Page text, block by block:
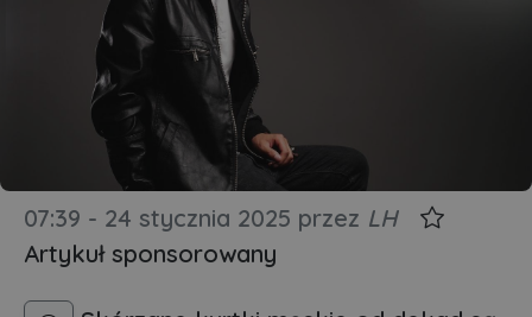
07:39 - 24 stycznia 2025 przez LH
Artykuł sponsorowany